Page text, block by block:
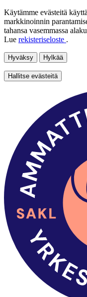
Käytämme evästeitä
markkinoinnin
tahansa vasemmassa
Lue rekisteriseloste .
Hyväksy Hylkää
Hallitse evästeitä